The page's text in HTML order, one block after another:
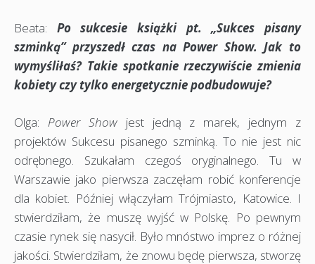
Beata: Po sukcesie książki pt. „Sukces pisany
szminką” przyszedł czas na Power Show. Jak to
wymyśliłaś? Takie spotkanie rzeczywiście zmienia
kobiety czy tylko energetycznie podbudowuje?
Olga: Power Showjest jedną z marek, jednym z
projektów Sukcesu pisanego szminką. To nie jest nic
odrębnego. Szukałam czegoś oryginalnego. Tu w
Warszawie jako pierwsza zaczęłam robić konferencje
dla kobiet. Później włączyłam Trójmiasto, Katowice. I
stwierdziłam, że muszę wyjść w Polskę. Po pewnym
czasie rynek się nasycił. Było mnóstwo imprez o różnej
jakości. Stwierdziłam, że znowu będę pierwsza, stworzę